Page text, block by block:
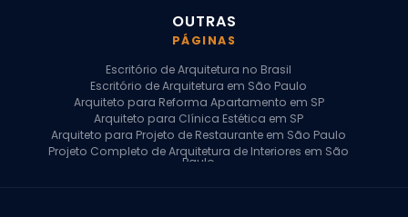
OUTRAS
PÁGINAS
Escritório de Arquitetura no Brasil
Escritório de Arquitetura em São Paulo
Arquiteto para Reforma Apartamento em SP
Arquiteto para Clínica Estética em SP
Arquiteto para Projeto de Restaurante em São Paulo
Projeto Completo de Arquitetura de Interiores em São
Paulo